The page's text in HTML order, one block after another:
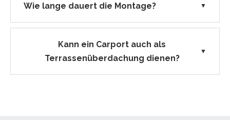
Wie lange dauert die Montage? ▼
Kann ein Carport auch als
Terrassenüberdachung dienen?
▼